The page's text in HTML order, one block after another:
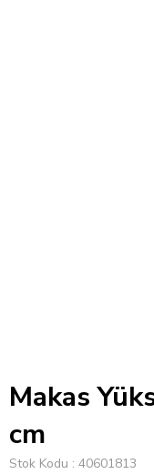
Makas
cm
Stok Kodu
40601813